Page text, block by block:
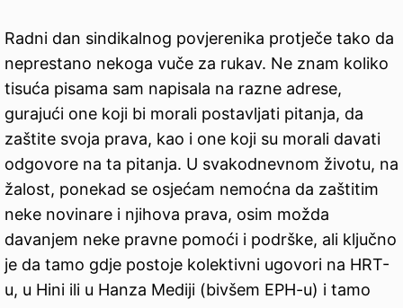
Radni dan sindikalnog povjerenika protječe tako da
neprestano nekoga vuče za rukav. Ne znam koliko
tisuća pisama sam napisala na razne adrese,
gurajući one koji bi morali postavljati pitanja, da
zaštite svoja prava, kao i one koji su morali davati
odgovore na ta pitanja. U svakodnevnom životu, na
žalost, ponekad se osjećam nemoćna da zaštitim
neke novinare i njihova prava, osim možda
davanjem neke pravne pomoći i podrške, ali ključno
je da tamo gdje postoje kolektivni ugovori na HRT-
u, u Hini ili u Hanza Mediji (bivšem EPH-u) i tamo